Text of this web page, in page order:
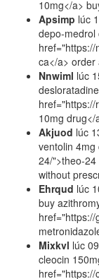
10mg</a>
Apsimp lúc
depo-medrol
ca</a> order
Nnwiml lúc
10mg
Akjuod lúc
ventolin 4mg
24/">theo-
without
Ehrqud lúc
buy
Mixkvl lúc
cleocin